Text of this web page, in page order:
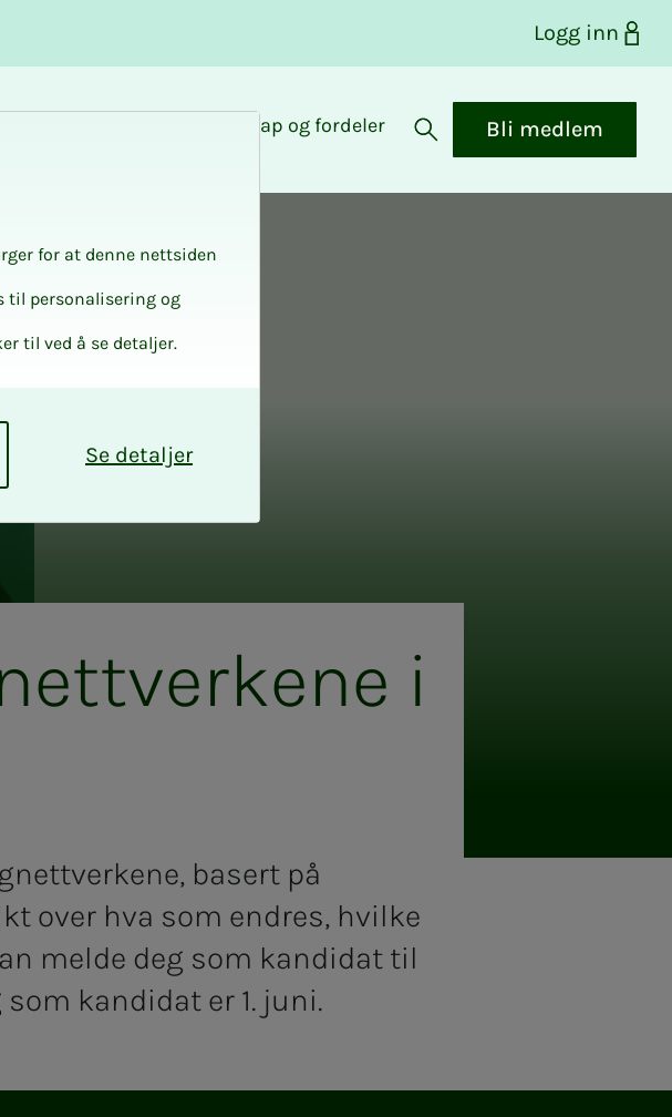
Logg inn
Medlemskap og fordeler
Åpne søk
Bli medlem
i
basert på
over hva som endres, hvilke
melde deg som kandidat til
kandidat er 1. juni.
for at denne nettsiden
til personalisering og
til ved å se detaljer.
Se detaljer